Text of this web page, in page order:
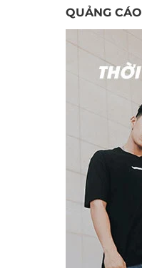
QUẢNG CÁO